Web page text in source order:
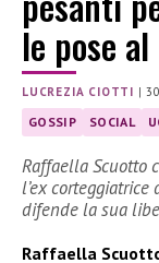
le pose
LUCREZIA CIOTTI |
GOSSIP SOCIAL
Raffaella Scuotto
l’ex
difende la sua
Raffaella